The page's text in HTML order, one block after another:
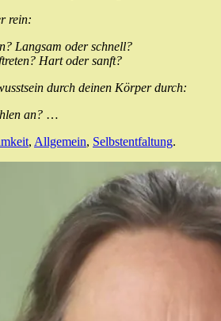
rein:
Langsam oder schnell?
Hart oder sanft?
durch deinen Körper durch:
an? …
, Allgemein, Selbstentfaltung.